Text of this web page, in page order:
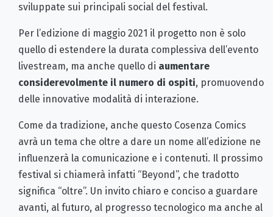
sviluppate sui principali social del festival.
Per l’edizione di maggio 2021 il progetto non è solo
quello di estendere la durata complessiva dell’evento
livestream, ma anche quello di aumentare
considerevolmente il numero di ospiti, promuovendo
delle innovative modalità di interazione.
Come da tradizione, anche questo Cosenza Comics
avrà un tema che oltre a dare un nome all’edizione ne
influenzerà la comunicazione e i contenuti. Il prossimo
festival si chiamerà infatti “Beyond”, che tradotto
significa “oltre”. Un invito chiaro e conciso a guardare
avanti, al futuro, al progresso tecnologico ma anche al